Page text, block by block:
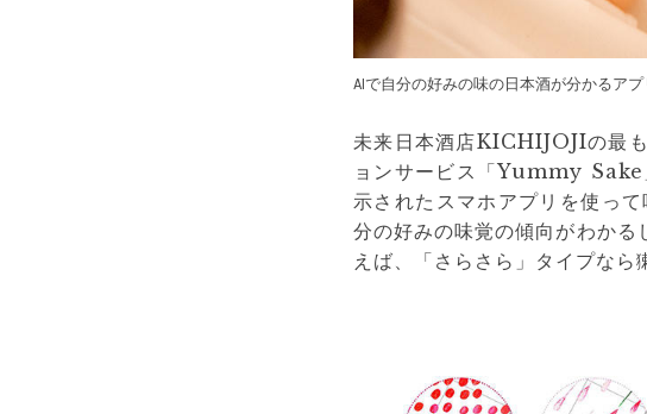
AIで自分の好みの味の日本酒が分かるアプ
未来日本酒店KICHIJOJIの最
ョンサービス「Yummy Sake
示されたスマホアプリを使っ
分の好みの味覚の傾向がわかる
えば、「さらさら」タイプなら